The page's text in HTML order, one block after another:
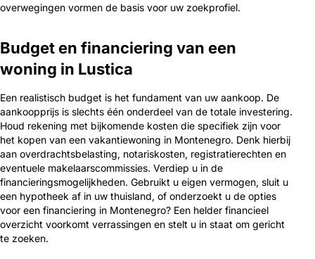
overwegingen vormen de basis voor uw zoekprofiel.
Budget en financiering van een
woning in Lustica
Een realistisch budget is het fundament van uw aankoop. De
aankoopprijs is slechts één onderdeel van de totale investering.
Houd rekening met bijkomende kosten die specifiek zijn voor
het kopen van een vakantiewoning in Montenegro. Denk hierbij
aan overdrachtsbelasting, notariskosten, registratierechten en
eventuele makelaarscommissies. Verdiep u in de
financieringsmogelijkheden. Gebruikt u eigen vermogen, sluit u
een hypotheek af in uw thuisland, of onderzoekt u de opties
voor een financiering in Montenegro? Een helder financieel
overzicht voorkomt verrassingen en stelt u in staat om gericht
te zoeken.